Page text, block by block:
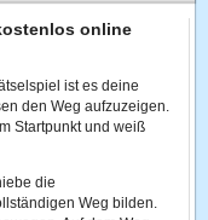
online
ist es deine
den Weg aufzuzeigen.
Startpunkt und weiß
die
Weg bilden.